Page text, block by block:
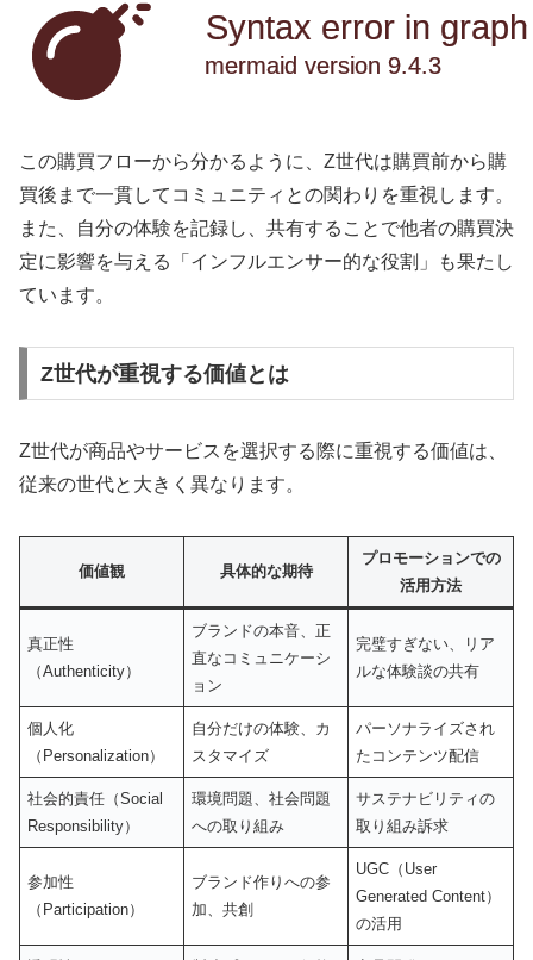
Syntax error in graph
mermaid version 9.4.3
この購買フローから分かるように、Z世代は購買前から購
買後まで一貫してコミュニティとの関わりを重視します。
また、自分の体験を記録し、共有することで他者の購買決
定に影響を与える「インフルエンサー的な役割」も果たし
ています。
Z世代が重視する価値とは
Z世代が商品やサービスを選択する際に重視する価値は、
従来の世代と大きく異なります。
価値観 具体的な期待
プロモーションでの
活用方法
真正性
（Authenticity）
ブランドの本音、正
直なコミュニケーシ
ョン
完璧すぎない、リア
ルな体験談の共有
個人化
（Personalization）
自分だけの体験、カ
スタマイズ
パーソナライズされ
たコンテンツ配信
社会的責任（Social
Responsibility）
環境問題、社会問題
への取り組み
サステナビリティの
取り組み訴求
参加性
（Participation）
ブランド作りへの参
加、共創
UGC（User
Generated Content）
の活用